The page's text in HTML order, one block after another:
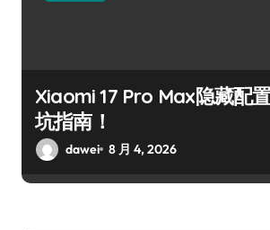
Xiaomi 17 Pro Max隐藏配
坑指南！
dawei 8 月 4, 2026